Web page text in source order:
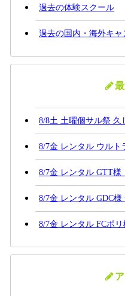
過去の体験スクール
過去の国内・海外キャ
8/8土 土曜個サル祭 久
8/7金 レンタル ウルト
8/7金 レンタル GTT
8/7金 レンタル GDC
8/7金 レンタル FCポ